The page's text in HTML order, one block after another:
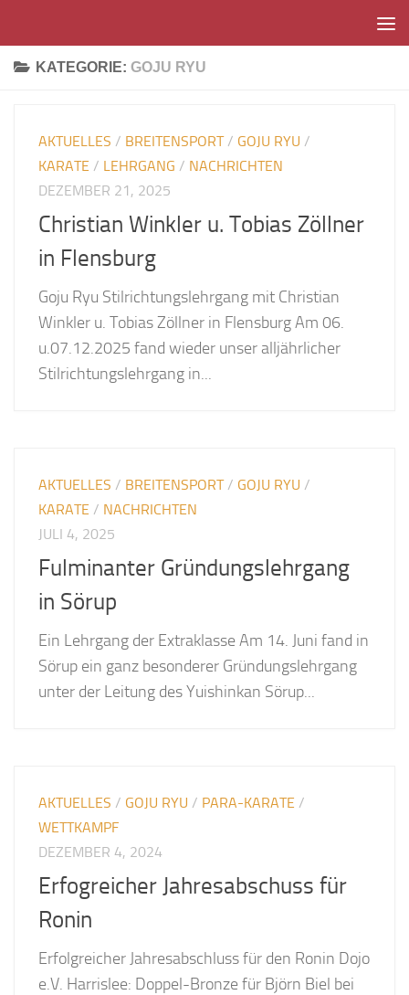
KATEGORIE: GOJU RYU
AKTUELLES / BREITENSPORT/ GOJU RYU /
KARATE / LEHRGANG / NACHRICHTEN
DEZEMBER 21, 2025
Christian Winkler u. Tobias Zöllner
in Flensburg
Goju Ryu Stilrichtungslehrgang mit Christian
Winkler u. Tobias Zöllner in Flensburg Am 06.
u.07.12.2025 fand wieder unser alljährlicher
Stilrichtungslehrgang in...
AKTUELLES / BREITENSPORT/ GOJU RYU /
KARATE / NACHRICHTEN
JULI 4, 2025
Fulminanter Gründungslehrgang
in Sörup
Ein Lehrgang der Extraklasse Am 14. Juni fand in
Sörup ein ganz besonderer Gründungslehrgang
unter der Leitung des Yuishinkan Sörup...
AKTUELLES / GOJU RYU / PARA-KARATE /
WETTKAMPF
DEZEMBER 4, 2024
Erfogreicher Jahresabschuss für
Ronin
Erfolgreicher Jahresabschluss für den Ronin Dojo
e.V. Harrislee: Doppel-Bronze für Björn Biel bei